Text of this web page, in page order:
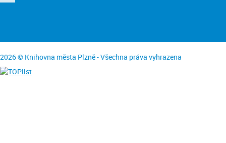
2026 © Knihovna města Plzně - Všechna práva vyhrazena